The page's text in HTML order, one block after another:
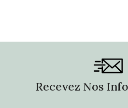
Recevez Nos